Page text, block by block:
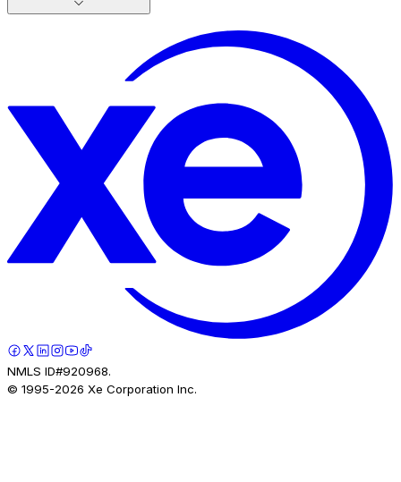
NMLS ID#920968.
© 1995-2026 Xe Corporation Inc.